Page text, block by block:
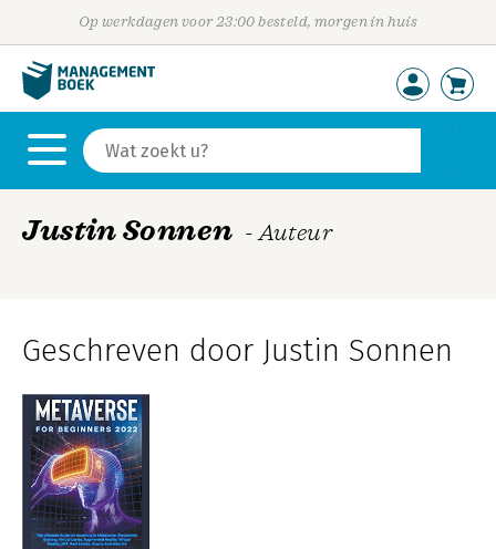
Op werkdagen voor 23:00 besteld, morgen in huis
Justin Sonnen - Auteur
Geschreven door Justin Sonnen